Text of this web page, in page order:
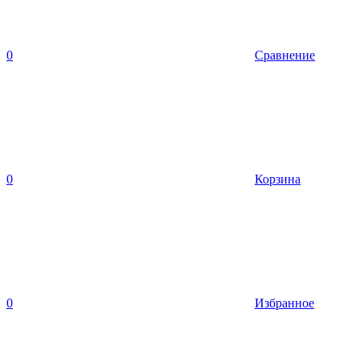
0 Сравнение
0 Корзина
0 Избранное